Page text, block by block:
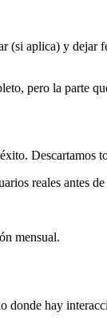
(si aplica) y
pero la parte
Descartamos
reales antes
mensual.
donde hay